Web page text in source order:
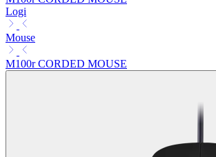
Logi
Mouse
M100r CORDED MOUSE